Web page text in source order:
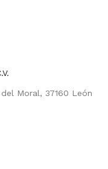
Moral, 37160 León